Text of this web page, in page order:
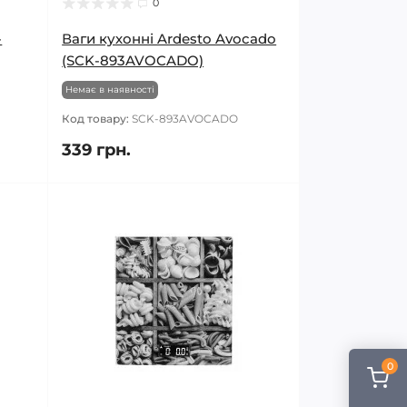
0
0
Ваги кухонні Ardesto Avocado
(SCK-893AVOCADO)
Немає в наявності
Код товару:SCK-893AVOCADO
339 грн.